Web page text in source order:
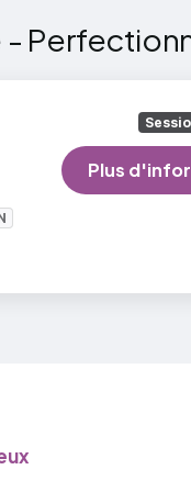
-
Plus